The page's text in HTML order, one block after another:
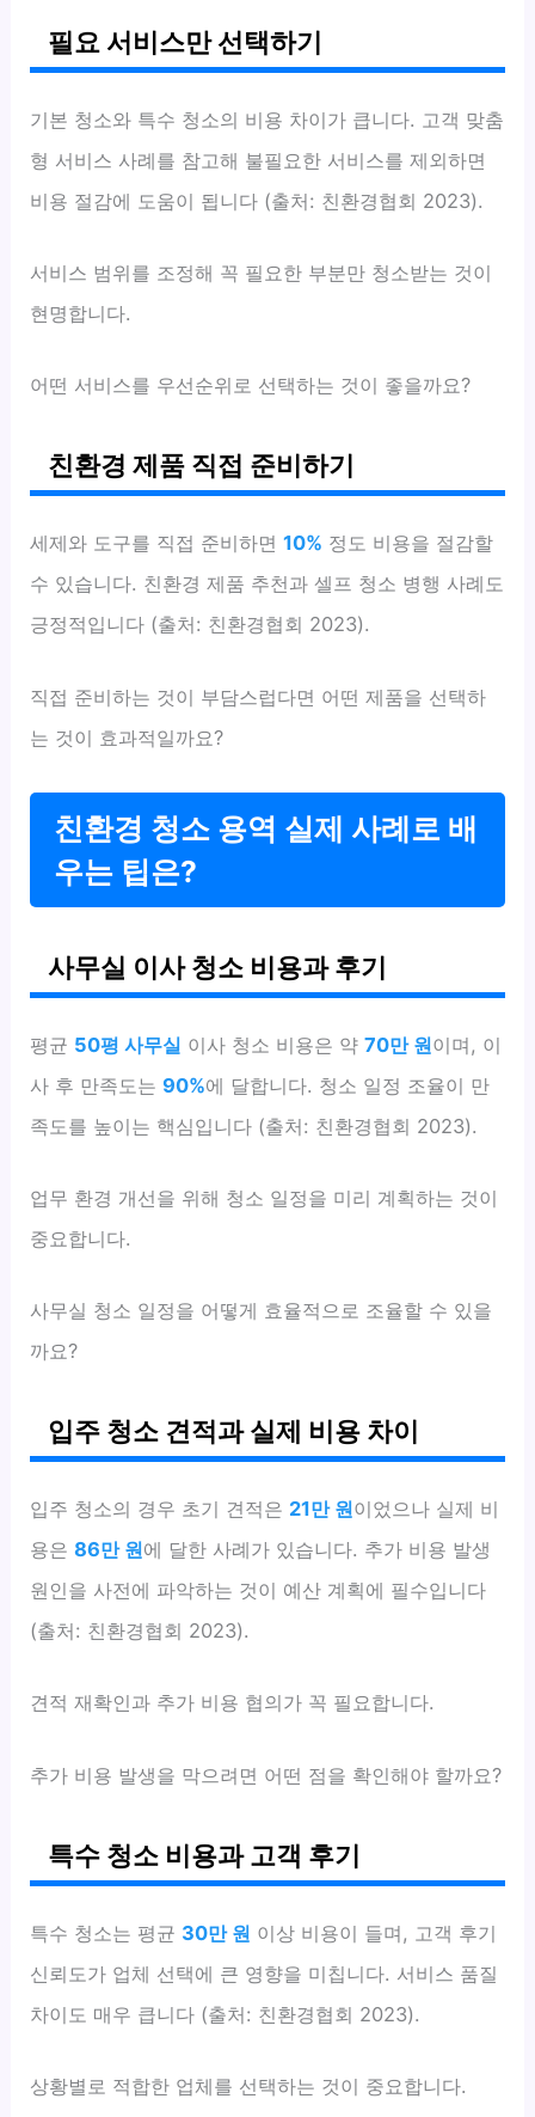
필요 서비스만 선택하기
기본 청소와 특수 청소의 비용 차이가 큽니다. 고객 맞춤
형 서비스 사례를 참고해 불필요한 서비스를 제외하면
비용 절감에 도움이 됩니다 (출처: 친환경협회 2023).
서비스 범위를 조정해 꼭 필요한 부분만 청소받는 것이
현명합니다.
어떤 서비스를 우선순위로 선택하는 것이 좋을까요?
친환경 제품 직접 준비하기
세제와 도구를 직접 준비하면10% 정도 비용을 절감할
수 있습니다. 친환경 제품 추천과 셀프 청소 병행 사례도
긍정적입니다 (출처: 친환경협회 2023).
직접 준비하는 것이 부담스럽다면 어떤 제품을 선택하
는 것이 효과적일까요?
친환경 청소 용역 실제 사례로 배
우는 팁은?
사무실 이사 청소 비용과 후기
평균 50평 사무실 이사 청소 비용은 약70만 원이며, 이
사 후 만족도는 90%에 달합니다. 청소 일정 조율이 만
족도를 높이는 핵심입니다 (출처: 친환경협회 2023).
업무 환경 개선을 위해 청소 일정을 미리 계획하는 것이
중요합니다.
사무실 청소 일정을 어떻게 효율적으로 조율할 수 있을
까요?
입주 청소 견적과 실제 비용 차이
입주 청소의 경우 초기 견적은 21만 원이었으나 실제 비
용은86만 원에 달한 사례가 있습니다. 추가 비용 발생
원인을 사전에 파악하는 것이 예산 계획에 필수입니다
(출처: 친환경협회 2023).
견적 재확인과 추가 비용 협의가 꼭 필요합니다.
추가 비용 발생을 막으려면 어떤 점을 확인해야 할까요?
특수 청소 비용과 고객 후기
특수 청소는 평균 30만 원 이상 비용이 들며, 고객 후기
신뢰도가 업체 선택에 큰 영향을 미칩니다. 서비스 품질
차이도 매우 큽니다 (출처: 친환경협회 2023).
상황별로 적합한 업체를 선택하는 것이 중요합니다.